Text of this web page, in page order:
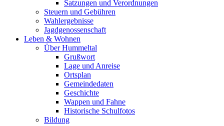
Satzungen und Verordnungen
Steuern und Gebühren
Wahlergebnisse
Jagdgenossenschaft
Leben & Wohnen
Über Hummeltal
Grußwort
Lage und Anreise
Ortsplan
Gemeindedaten
Geschichte
Wappen und Fahne
Historische Schulfotos
Bildung